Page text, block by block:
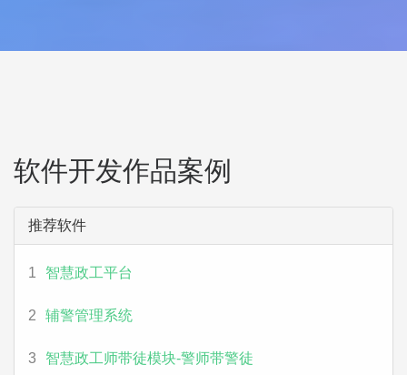
软件开发作品案例
推荐软件
1 智慧政工平台
2 辅警管理系统
3 智慧政工师带徒模块-警师带警徒